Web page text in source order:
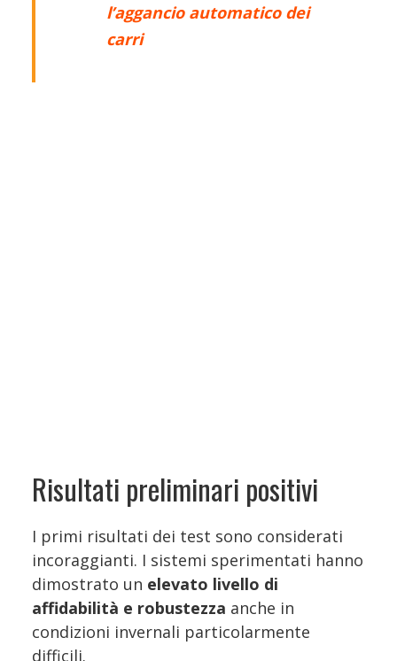
l’aggancio automatico dei
carri
Risultati preliminari positivi
I primi risultati dei test sono considerati
incoraggianti. I sistemi sperimentati hanno
dimostrato un elevato livello di
affidabilità e robustezza anche in
condizioni invernali particolarmente
difficili.